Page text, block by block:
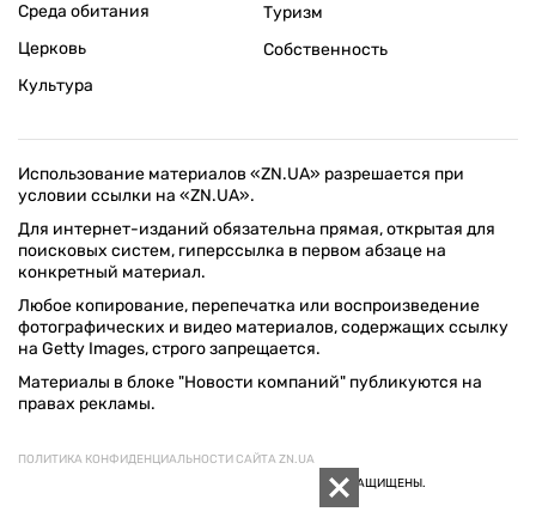
Среда обитания
Церковь
Культура
Туризм
Собственность
Использование материалов «ZN.UA» разрешается при
условии ссылки на «ZN.UA».
Для интернет-изданий обязательна прямая, открытая для
поисковых систем, гиперссылка в первом абзаце на
конкретный материал.
Любое копирование, перепечатка или воспроизведение
фотографических и видео материалов, содержащих ссылку
на Getty Images, строго запрещается.
Материалы в блоке "Новости компаний" публикуются на
правах рекламы.
ПОЛИТИКА КОНФИДЕНЦИАЛЬНОСТИ САЙТА ZN.UA
© 1994–2026 «ЗЕРКАЛО НЕДЕЛИ. УКРАИНА». ВСЕ ПРАВА ЗАЩИЩЕНЫ.